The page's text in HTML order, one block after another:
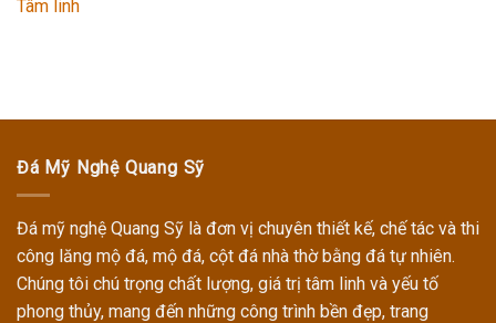
Tâm linh
Đá Mỹ Nghệ Quang Sỹ
Đá mỹ nghệ Quang Sỹ là đơn vị chuyên thiết kế, chế tác và thi
công lăng mộ đá, mộ đá, cột đá nhà thờbằng đá tự nhiên.
Chúng tôi chú trọng chất lượng, giá trị tâm linh và yếu tố
phong thủy, mang đến những công trình bền đẹp, trang